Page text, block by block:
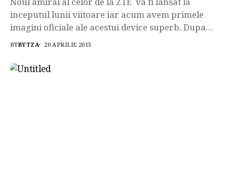
inceputul lunii viitoare iar acum avem primele
imagini oficiale ale acestui device superb. Dupa
cum stiti deja Nubia Z9 va avea cele 2 laturi ale
extrem de atragator. Nubia Z9 va avea sub capota
BYBYTZA 20 APRILIE 2015